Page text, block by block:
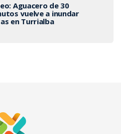
Aguacero de 30
vuelve a inundar
en Turrialba